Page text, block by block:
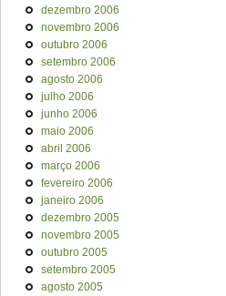
dezembro 2006
novembro 2006
outubro 2006
setembro 2006
agosto 2006
julho 2006
junho 2006
maio 2006
abril 2006
março 2006
fevereiro 2006
janeiro 2006
dezembro 2005
novembro 2005
outubro 2005
setembro 2005
agosto 2005